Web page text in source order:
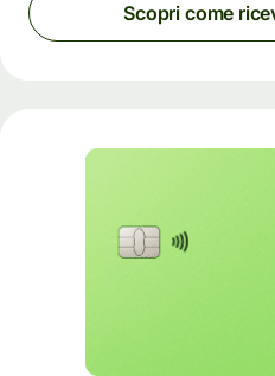
Scopri come